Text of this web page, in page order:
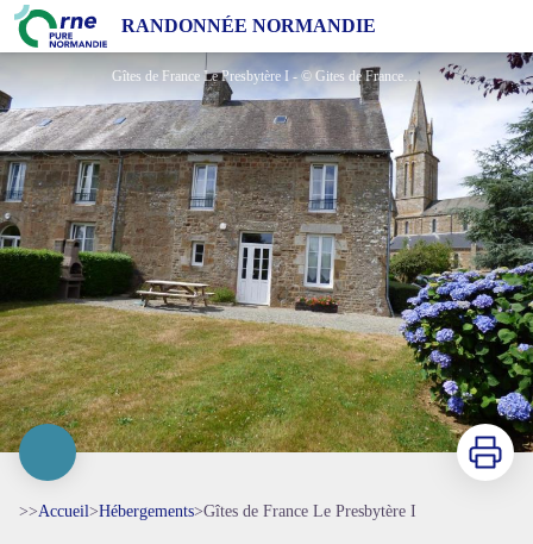
RANDONNÉE NORMANDIE
Gîtes de France Le Presbytère I
Gîtes de France Le Presbytère I - © Gites de France Orne
Imprimer
>>Accueil>Hébergements>Gîtes de France Le Presbytère I